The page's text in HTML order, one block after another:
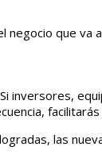
negocio que va
inversores,
las